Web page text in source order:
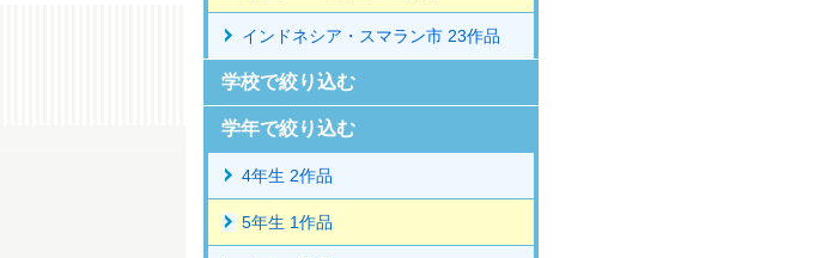
インドネシア・スマラン市 23作品
学校で絞り込む
学年で絞り込む
4年生 2作品
5年生 1作品